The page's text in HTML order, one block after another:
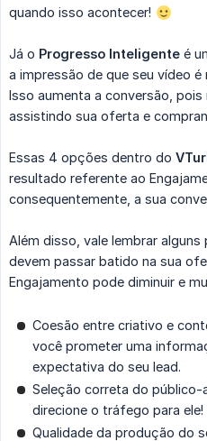
quando isso acontecer!
Já o Progresso Inteligente é
a impressão de que seu vídeo
Isso aumenta a conversão,
assistindo sua oferta e
Essas 4 opções dentro do
resultado referente ao
consequentemente, a sua
Além disso, vale lembrar
devem passar batido na sua
Engajamento pode diminuir e
Coesão entre criativo e
você prometer uma
expectativa do seu lead.
Seleção correta do público-
direcione o tráfego para ele!
Qualidade da produção do